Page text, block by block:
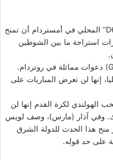
في الأسبوع الماضي، اقترح الحزب الليبرالي “D66” المحلي في أمستردام أن تمنح
استراحة ما بين الشوطين
بالإضافة إلى ذلك، أجرى حزب اليسار الأخضر (GL) دعوات مماثلة في روتردام.
إنها لن تعرض المباريات على
الهولندي لكرة القدم إنها لن
وفي آذار (مارس)، وصف لويس
منح هذا الحدث للدولة الشرق
على حد قوله.